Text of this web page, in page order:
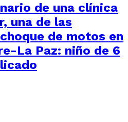
de una clínica
una de las
de motos en
La Paz: niño de 6